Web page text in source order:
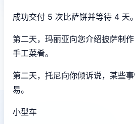
成功交付 5 次比萨饼并等待 4 天。
第二天，玛丽亚向您介绍披萨制
手工菜肴。
第二天，托尼向你倾诉说，某些
易。
小型车